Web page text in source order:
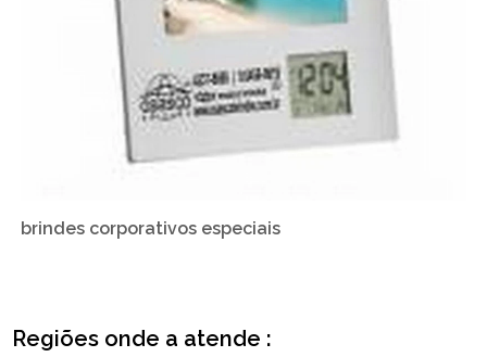
brindes corporativos especiais
Regiões onde a atende :